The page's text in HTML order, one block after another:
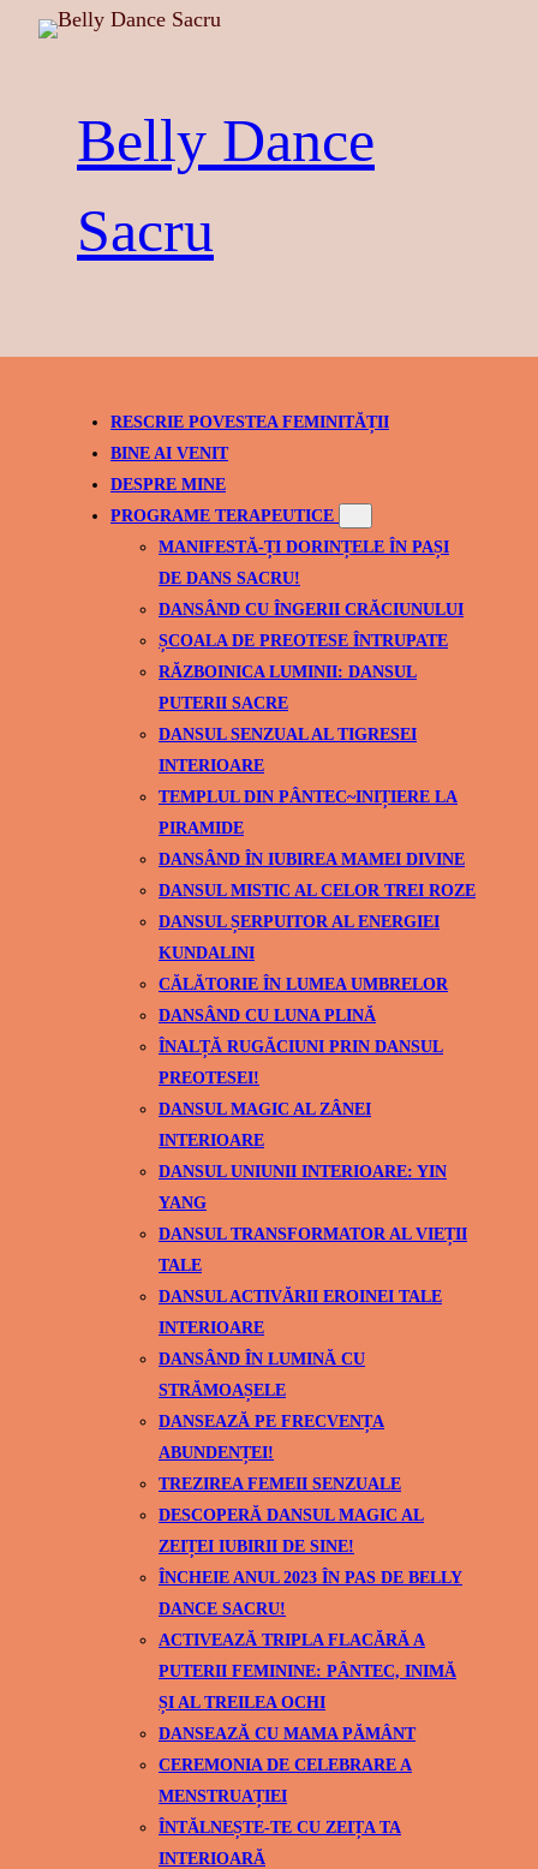
Belly Dance
Sacru
RESCRIE POVESTEA FEMINITĂȚII
BINE AI VENIT
DESPRE MINE
PROGRAME TERAPEUTICE
MANIFESTĂ-ȚI DORINȚELE ÎN PAȘI
DE DANS SACRU!
DANSÂND CU ÎNGERII CRĂCIUNULUI
ȘCOALA DE PREOTESE ÎNTRUPATE
RĂZBOINICA LUMINII: DANSUL
PUTERII SACRE
DANSUL SENZUAL AL TIGRESEI
INTERIOARE
TEMPLUL DIN PÂNTEC~INIȚIERE LA
PIRAMIDE
DANSÂND ÎN IUBIREA MAMEI DIVINE
DANSUL MISTIC AL CELOR TREI ROZE
DANSUL ȘERPUITOR AL ENERGIEI
KUNDALINI
CĂLĂTORIE ÎN LUMEA UMBRELOR
DANSÂND CU LUNA PLINĂ
ÎNALȚĂ RUGĂCIUNI PRIN DANSUL
PREOTESEI!
DANSUL MAGIC AL ZÂNEI
INTERIOARE
DANSUL UNIUNII INTERIOARE: YIN
YANG
DANSUL TRANSFORMATOR AL VIEȚII
TALE
DANSUL ACTIVĂRII EROINEI TALE
INTERIOARE
DANSÂND ÎN LUMINĂ CU
STRĂMOAȘELE
DANSEAZĂ PE FRECVENȚA
ABUNDENȚEI!
TREZIREA FEMEII SENZUALE
DESCOPERĂ DANSUL MAGIC AL
ZEIȚEI IUBIRII DE SINE!
ÎNCHEIE ANUL 2023 ÎN PAS DE BELLY
DANCE SACRU!
ACTIVEAZĂ TRIPLA FLACĂRĂ A
PUTERII FEMININE: PÂNTEC, INIMĂ
ȘI AL TREILEA OCHI
DANSEAZĂ CU MAMA PĂMÂNT
CEREMONIA DE CELEBRARE A
MENSTRUAȚIEI
ÎNTĂLNEȘTE-TE CU ZEIȚA TA
INTERIOARĂ